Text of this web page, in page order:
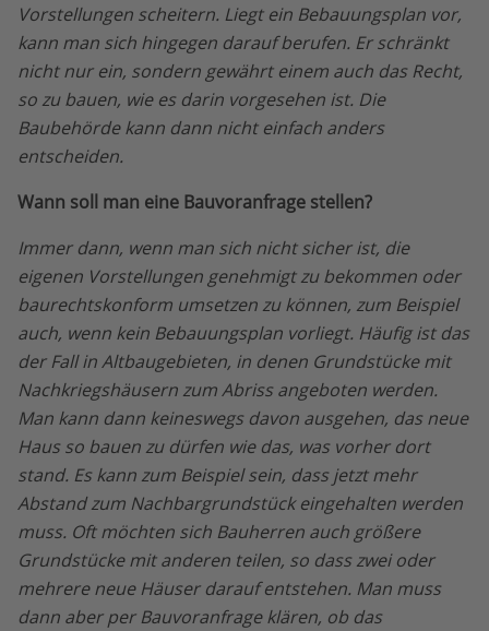
Vorstellungen scheitern. Liegt ein Bebauungsplan vor,
kann man sich hingegen darauf berufen. Er schränkt
nicht nur ein, sondern gewährt einem auch das Recht,
so zu bauen, wie es darin vorgesehen ist. Die
Baubehörde kann dann nicht einfach anders
entscheiden.
Wann soll man eine Bauvoranfrage stellen?
Immer dann, wenn man sich nicht sicher ist, die
eigenen Vorstellungen genehmigt zu bekommen oder
baurechtskonform umsetzen zu können, zum Beispiel
auch, wenn kein Bebauungsplan vorliegt. Häufig ist das
der Fall in Altbaugebieten, in denen Grundstücke mit
Nachkriegshäusern zum Abriss angeboten werden.
Man kann dann keineswegs davon ausgehen, das neue
Haus so bauen zu dürfen wie das, was vorher dort
stand. Es kann zum Beispiel sein, dass jetzt mehr
Abstand zum Nachbargrundstück eingehalten werden
muss. Oft möchten sich Bauherren auch größere
Grundstücke mit anderen teilen, so dass zwei oder
mehrere neue Häuser darauf entstehen. Man muss
dann aber per Bauvoranfrage klären, ob das